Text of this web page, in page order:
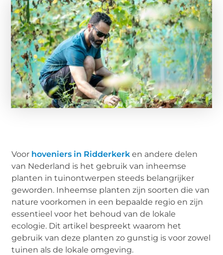
Voor hoveniers in Ridderkerk en andere delen
van Nederland is het gebruik van inheemse
planten in tuinontwerpen steeds belangrijker
geworden. Inheemse planten zijn soorten die van
nature voorkomen in een bepaalde regio en zijn
essentieel voor het behoud van de lokale
ecologie. Dit artikel bespreekt waarom het
gebruik van deze planten zo gunstig is voor zowel
tuinen als de lokale omgeving.